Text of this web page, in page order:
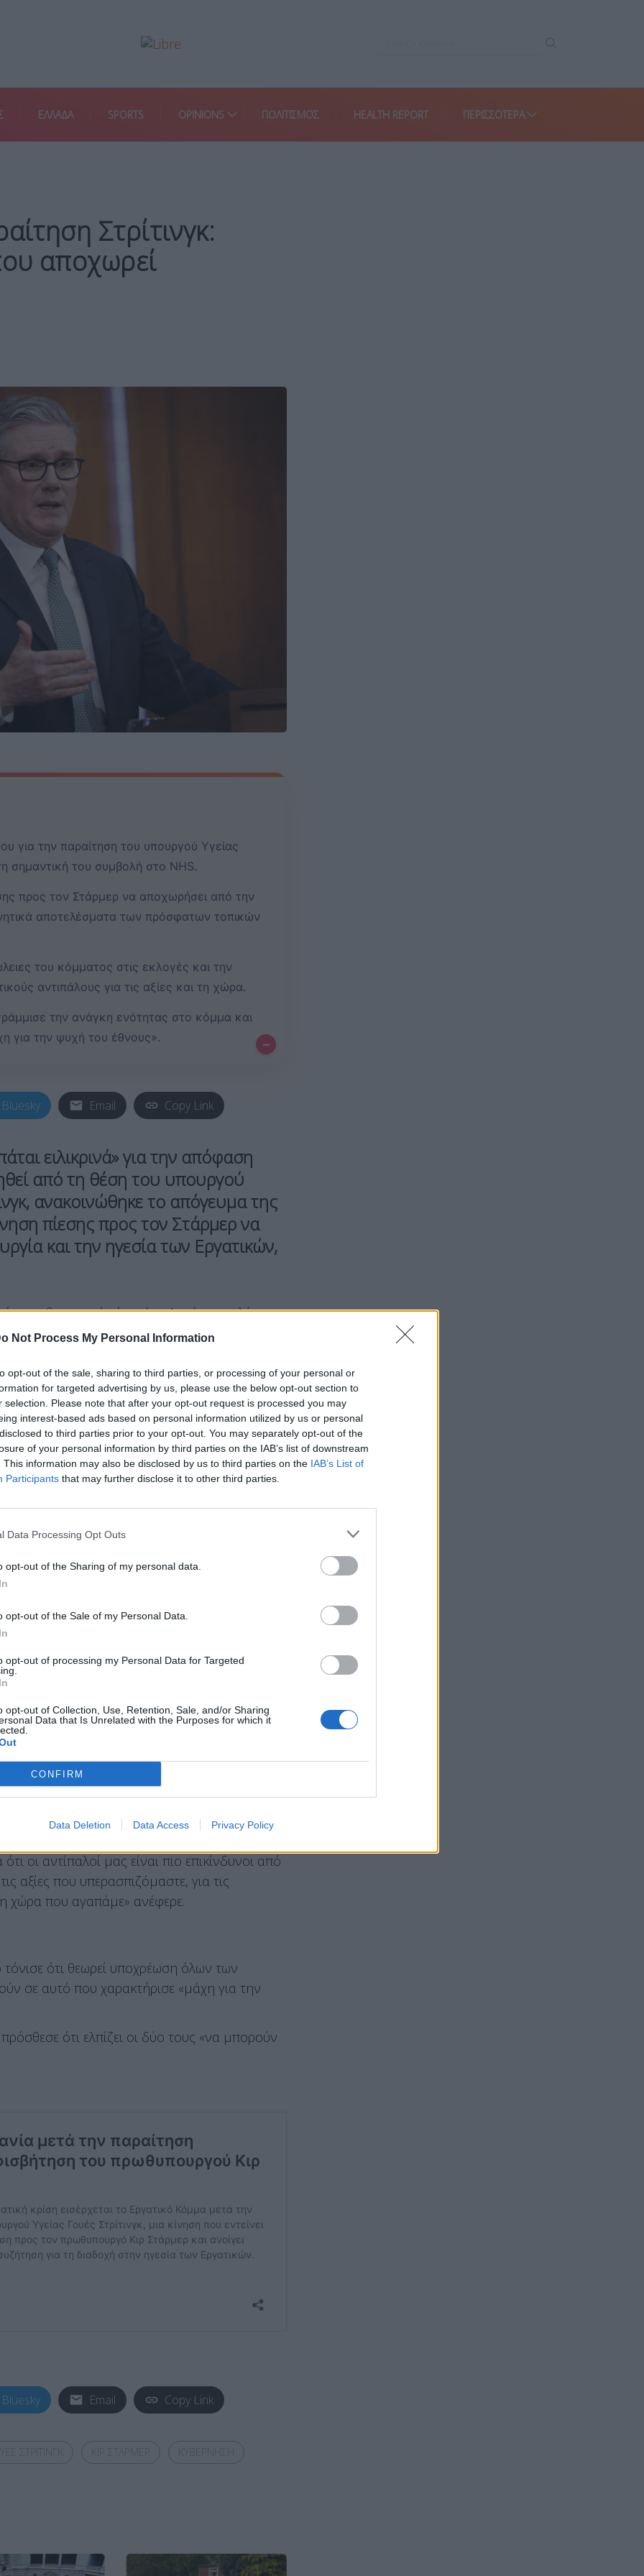
Not Process My Personal Information
opt-out of the sale, sharing to third parties, or processing of your personal or
for targeted advertising by us, please use the below opt-out section to
selection. Please note that after your opt-out request is processed you may
interest-based ads based on personal information utilized by us or personal
to third parties prior to your opt-out. You may separately opt-out of the
of your personal information by third parties on the IAB’s list of downstream
This information may also be disclosed by us to third parties on the IAB’s List of
Participants that may further disclose it to other third parties.
Data Processing Opt Outs
opt-out of the Sharing of my personal data.
opt-out of the Sale of my Personal Data.
opt-out of processing my Personal Data for Targeted
opt-out of Collection, Use, Retention, Sale, and/or Sharing
Data that Is Unrelated with the Purposes for which it
CONFIRM
Data Deletion Data Access Privacy Policy
ΕΛΛΑΔΑ SPORTS OPINIONS ΠΟΛΙΤΙΣΜΟΣ HEALTH REPORT ΠΕΡΙΣΣΌΤΕΡΑ
Στρίτινγκ:
αποχωρεί
για την παραίτηση του υπουργού Υγείας
σημαντική του συμβολή στο NHS.
προς τον Στάρμερ να αποχωρήσει από την
αποτελέσματα των πρόσφατων τοπικών
του κόμματος στις εκλογές και την
αντιπάλους για τις αξίες και τη χώρα.
την ανάγκη ενότητας στο κόμμα και
για την ψυχή του έθνους».
–
Bluesky Email Copy Link
ειλικρινά» για την απόφαση
από τη θέση του υπουργού
ανακοινώθηκε το απόγευμα της
πίεσης προς τον Στάρμερ να
και την ηγεσία των Εργατικών,
πρωθυπουργός έγραψε: «Λυπάμαι πολύ που
ευχαρίστησε τον Στρίτινγκ για τη
θέλω να σας ευχαριστήσω για όλη τησκληρή
κυβέρνηση όσο και για όσα πετύχατε ως
πρώην υπουργού στο Εθνικό Σύστημα Υγείας
συνέβαλε στη βελτίωση των
αρνητικά αποτελέσματα των πρόσφατων
το κόμμα έχασε σχεδόν 1.500 έδρες, καθώς
δεκάδων τοπικών συμβουλίων στην Αγγλία.
περασμένης εβδομάδας ήταν
ότι πολλά στελέχη του κόμματος είδαν
τις έδρες τους.
ότι οι πολιτικοί αντίπαλοι των Εργατικών
για τις αξίες του κόμματος και για τη
οι αντίπαλοί μας είναι πιο επικίνδυνοι από
αξίες που υπερασπιζόμαστε, για τις
χώρα που αγαπάμε» ανέφερε.
ότι θεωρεί υποχρέωση όλων των
σε αυτό που χαρακτήρισε «μάχη για την
ότι ελπίζει οι δύο τους «να μπορούν
Bluesky Email Copy Link